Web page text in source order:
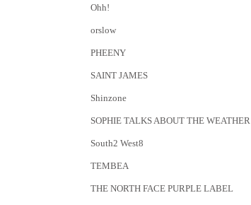
Ohh!
orslow
PHEENY
SAINT JAMES
Shinzone
SOPHIE TALKS ABOUT THE WEATHER
South2 West8
TEMBEA
THE NORTH FACE PURPLE LABEL